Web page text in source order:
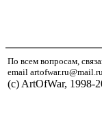
По всем вопросам,
email artofwar.ru@mail.ru
(с) ArtOfWar, 1998-